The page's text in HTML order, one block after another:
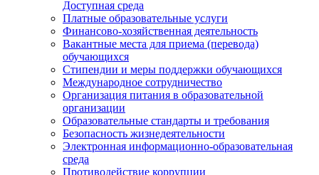
Доступная среда
Платные образовательные услуги
Финансово-хозяйственная деятельность
Вакантные места для приема (перевода)
обучающихся
Стипендии и меры поддержки обучающихся
Международное сотрудничество
Организация питания в образовательной
организации
Образовательные стандарты и требования
Безопасность жизнедеятельности
Электронная информационно-образовательная
среда
Противодействие коррупции